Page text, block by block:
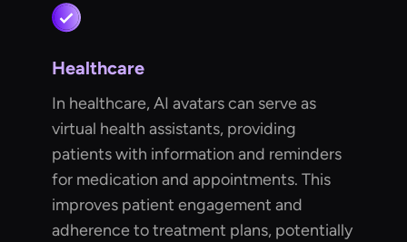
Healthcare
In healthcare, AI avatars can serve as
virtual health assistants, providing
patients with information and reminders
for medication and appointments. This
improves patient engagement and
adherence to treatment plans, potentially